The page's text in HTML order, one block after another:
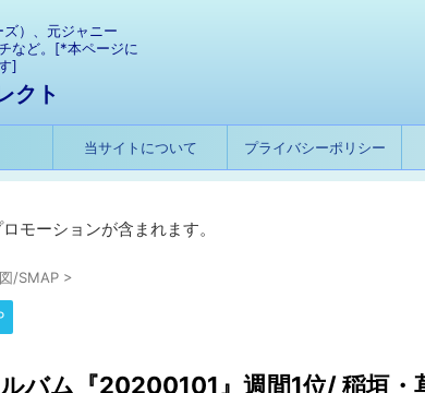
ズ）、元ジャニー
など。[*本ページに
]
クト
当サイトについて プライバシーポリシー
モーションが含まれます。
/SMAP >
バム『20200101』週間1位/ 稲垣・